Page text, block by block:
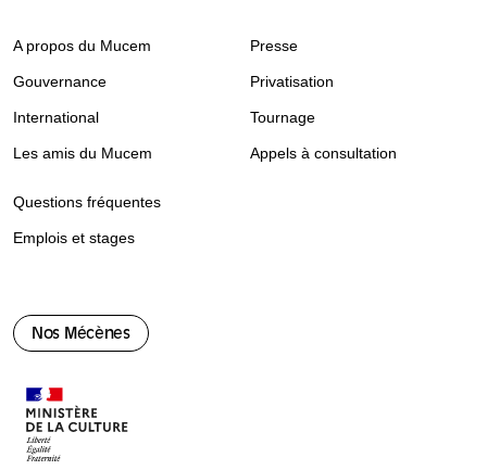
Nos Mécènes
A propos du Mucem
Gouvernance
International
Les amis du Mucem
Presse
Privatisation
Tournage
Appels à consultation
Questions fréquentes
Emplois et stages